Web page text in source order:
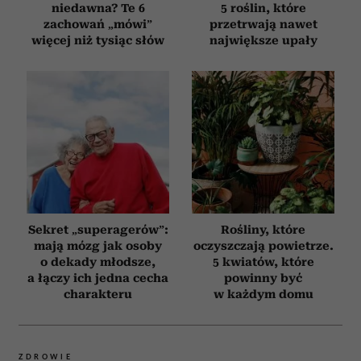
korzystania z ich usług.
niedawna? Te 6
zachowań „mówi”
więcej niż tysiąc słów
5 roślin, które
przetrwają nawet
największe upały
Sekret „superagerów”:
mają mózg jak osoby
o dekady młodsze,
a łączy ich jedna cecha
charakteru
Rośliny, które
oczyszczają powietrze.
5 kwiatów, które
powinny być
w każdym domu
ZDROWIE